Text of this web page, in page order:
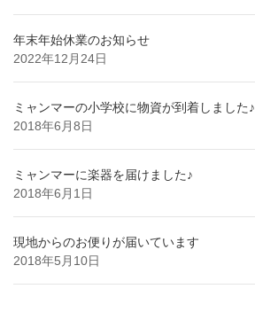
年末年始休業のお知らせ
2022年12月24日
ミャンマーの小学校に物資が到着しました♪
2018年6月8日
ミャンマーに楽器を届けました♪
2018年6月1日
現地からのお便りが届いています
2018年5月10日